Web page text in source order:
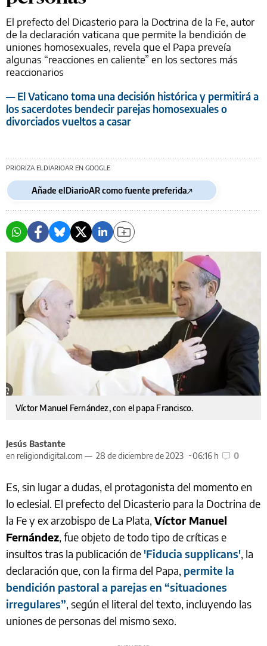
El prefecto del Dicasterio para la Doctrina de la Fe, autor
de la declaración vaticana que permite la bendición de
uniones homosexuales, revela que el Papa preveía
algunas “reacciones en caliente” en los sectores más
reaccionarios
— El Vaticano toma una decisión histórica y permitirá a
los sacerdotes bendecir parejas homosexuales o
divorciados vueltos a casar
PRIORIZA ELDIARIOAR EN GOOGLE
Añade elDiarioAR como fuente preferida
Víctor Manuel Fernández, con el papa Francisco.
Jesús Bastante
en religiondigital.com — 28 de diciembre de 2023 06:16 h 0
Es, sin lugar a dudas, el protagonista del momento en
lo eclesial. El prefecto del Dicasterio para la Doctrina de
la Fe y ex arzobispo de La Plata, Víctor Manuel
Fernández, fue objeto de todo tipo de críticas e
insultos tras la publicación de'Fiducia supplicans', la
declaración que, con la firma del Papa, permite la
bendición pastoral a parejas en “situaciones
irregulares”, según el literal del texto, incluyendo las
uniones de personas del mismo sexo.